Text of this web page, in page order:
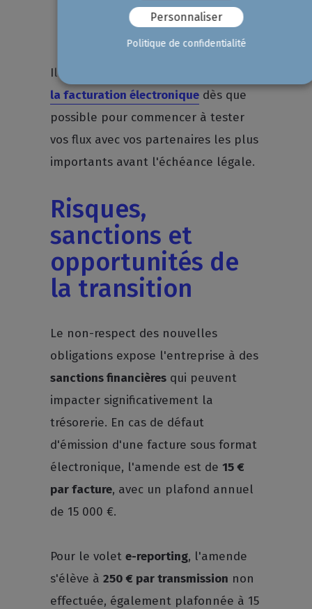
validation des factures
fournisseurs
Il est fortement conseillé de
la facturation électronique dès que
possible pour commencer à tester
vos flux avec vos partenaires les plus
importants avant l'échéance légale.
Risques,
sanctions et
opportunités de
la transition
Le non-respect des nouvelles
obligations expose l'entreprise à des
sanctions financières qui peuvent
impacter significativement la
trésorerie. En cas de défaut
d'émission d'une facture sous format
électronique, l'amende est de15 €
par facture, avec un plafond annuel
de 15 000 €.
Pour le volete-reporting, l'amende
s'élève à250 € par transmission non
effectuée, également plafonnée à 15
Personnaliser
Politique de confidentialité